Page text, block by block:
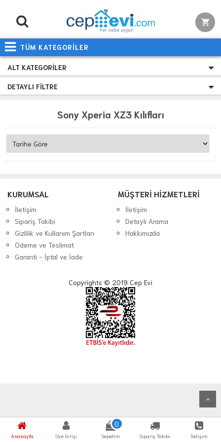
TÜM KATEGORİLER
Anasayfa Üye Girişi
0
Sepetim Sipariş Takibi İletişim
ALT KATEGORILER
DETAYLI FILTRE
Sony Xperia XZ3 Kılıfları
KURUMSAL
İletişim
Sipariş Takibi
Gizlilik ve Kullanım Şartları
Ödeme ve Teslimat
Garanti - İptal ve İade
MÜŞTERİ HİZMETLERİ
İletişim
Detaylı Arama
Hakkımızda
Copyrights © 2019 Cep Evi